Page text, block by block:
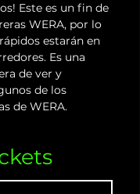
Este es un fin de
WERA, por lo
estarán en
Es una
de ver y
de los
de WERA.